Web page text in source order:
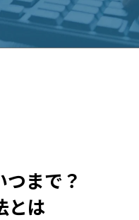
まで？
とは